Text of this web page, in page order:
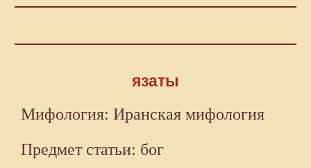
язаты
Мифология: Иранская мифология
Предмет статьи: бог